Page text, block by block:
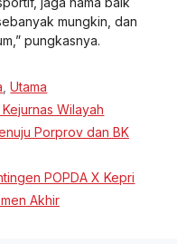
mungkin, dan
pungkasnya.
,Utama
Wilayah
Porprov dan BK
POPDA X Kepri
Akhir